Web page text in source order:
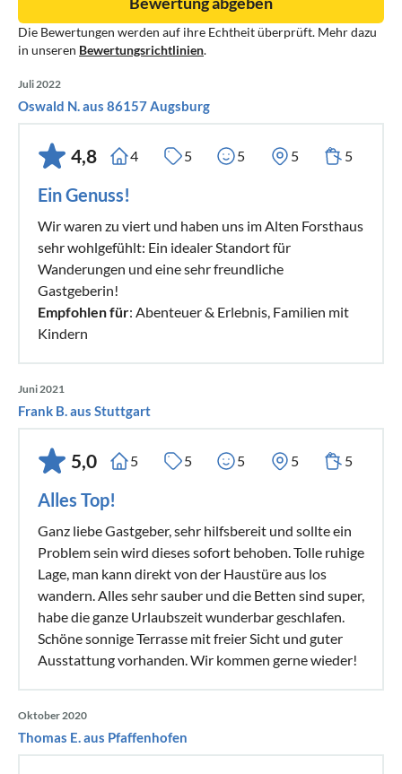
Die Bewertungen werden auf ihre Echtheit überprüft. Mehr dazu
in unseren Bewertungsrichtlinien.
Juli 2022
Oswald N. aus 86157 Augsburg
4,8 4 5 5 5 5
Ein Genuss!
Wir waren zu viert und haben uns im Alten Forsthaus
sehr wohlgefühlt: Ein idealer Standort für
Wanderungen und eine sehr freundliche
Gastgeberin!
Empfohlen für: Abenteuer & Erlebnis, Familien mit
Kindern
Juni 2021
Frank B. aus Stuttgart
5,0 5 5 5 5 5
Alles Top!
Ganz liebe Gastgeber, sehr hilfsbereit und sollte ein
Problem sein wird dieses sofort behoben. Tolle ruhige
Lage, man kann direkt von der Haustüre aus los
wandern. Alles sehr sauber und die Betten sind super,
habe die ganze Urlaubszeit wunderbar geschlafen.
Schöne sonnige Terrasse mit freier Sicht und guter
Ausstattung vorhanden. Wir kommen gerne wieder!
Oktober 2020
Thomas E. aus Pfaffenhofen